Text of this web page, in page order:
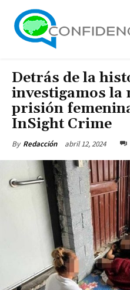
Detrás de la
investigamos la
prisión
InSight Crime
By Redacción abril 12, 2024